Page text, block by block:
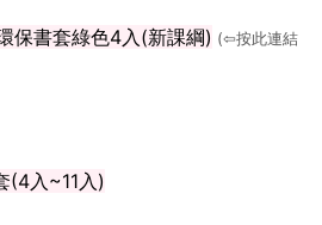
保書套綠色4入(新課綱) (⇦按此連結
(4入~11入)